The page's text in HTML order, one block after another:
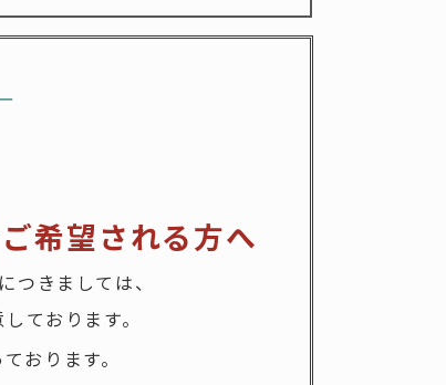
ご希望される方へ
つきましては、
ております。
おります。